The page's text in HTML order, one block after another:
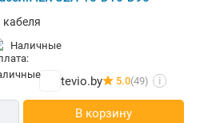
кабеля
наличные
tevio.by 5.0(49) i
В корзину